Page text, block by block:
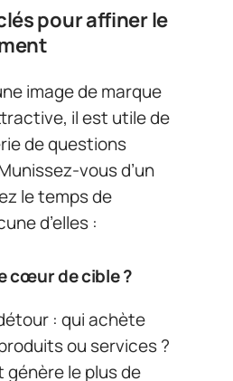
pour affiner le
image de marque
il est utile de
de questions
vous d’un
le temps de
d’elles :
cœur de cible ?
: qui achète
ou services ?
génère le plus de